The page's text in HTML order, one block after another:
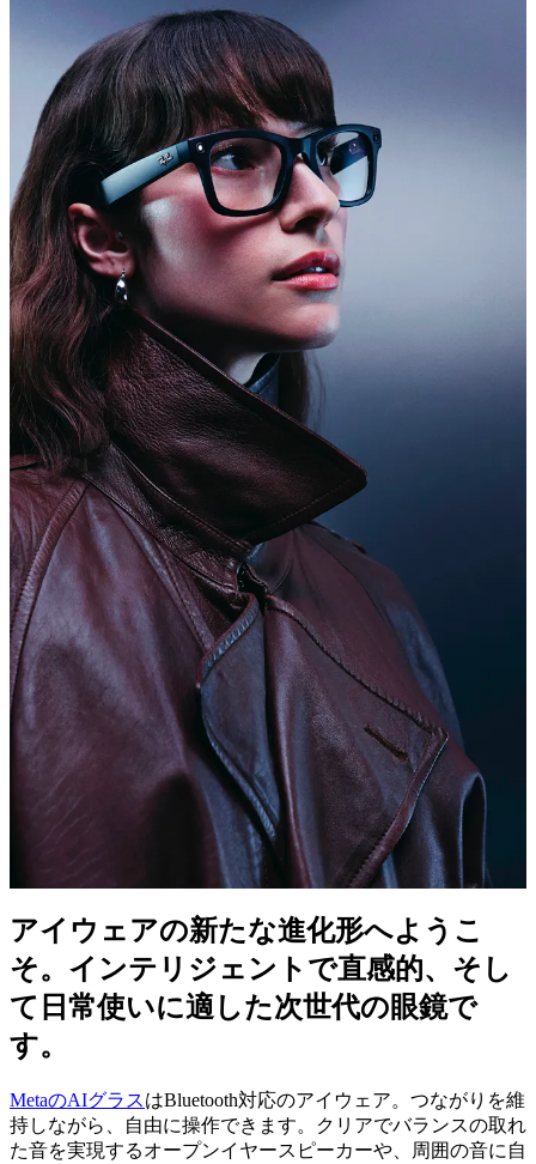
アイウェアの新たな進化形へようこ
そ。インテリジェントで直感的、そし
て日常使いに適した次世代の眼鏡で
す。
MetaのAIグラスはBluetooth対応のアイウェア。つながりを維
持しながら、自由に操作できます。クリアでバランスの取れ
た音を実現するオープンイヤースピーカーや、周囲の音に自